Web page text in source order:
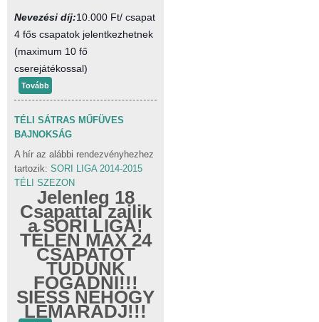
Nevezési díj:10.000 Ft/ csapat
4 fős csapatok jelentkezhetnek
(maximum 10 fő
cserejátékossal)
Tovább
TÉLI SÁTRAS MŰFÜVES
BAJNOKSÁG
A hír az alábbi rendezvényhezhez
tartozik: SORI LIGA 2014-2015
TÉLI SZEZON
Jelenleg 18
Csapattal zajlik
a SORI LIGA!
TÉLEN MAX 24
CSAPATOT
TUDUNK
FOGADNI!!!
SIESS NEHOGY
LEMARADJ!!!